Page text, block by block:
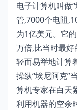
电子计算机叫做
管,7000个电阻
为1亿美元。它
万倍,比当时最
轻而易举地计算
操纵“埃尼阿克”
算机专家在白天
利用机器的空